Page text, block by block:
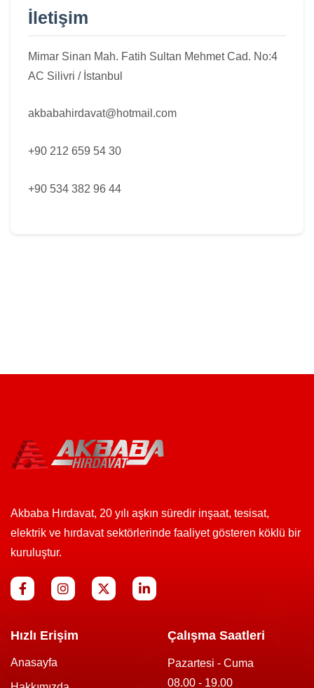
İletişim
Mimar Sinan Mah. Fatih Sultan Mehmet Cad. No:4
AC Silivri / İstanbul
akbabahirdavat@hotmail.com
+90 212 659 54 30
+90 534 382 96 44
Akbaba Hırdavat, 20 yılı aşkın süredir inşaat, tesisat,
elektrik ve hırdavat sektörlerinde faaliyet gösteren köklü bir
kuruluştur.
Hızlı Erişim
Anasayfa
Çalışma Saatleri
Pazartesi - Cuma
08.00 - 19.00